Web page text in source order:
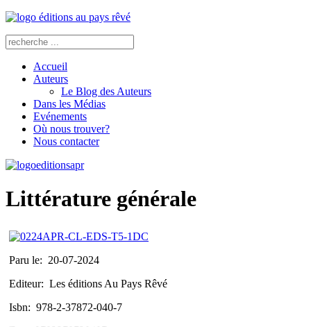
Accueil
Auteurs
Le Blog des Auteurs
Dans les Médias
Evénements
Où nous trouver?
Nous contacter
Littérature générale
Paru le: 20-07-2024
Editeur: Les éditions Au Pays Rêvé
Isbn: 978-2-37872-040-7